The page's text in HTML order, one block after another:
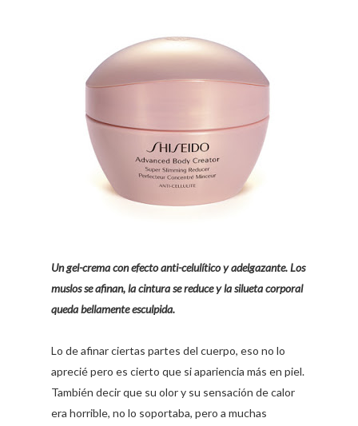
Un gel-crema con efecto anti-celulítico y adelgazante. Los
muslos se afinan, la cintura se reduce y la silueta corporal
queda bellamente esculpida.
Lo de afinar ciertas partes del cuerpo, eso no lo
aprecié pero es cierto que si apariencia más en piel.
También decir que su olor y su sensación de calor
era horrible, no lo soportaba, pero a muchas